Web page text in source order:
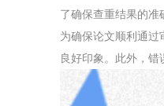
常见问题
公司介绍
关于我们
了确保查重结果的
为确保论文顺利通
良好印象。此外，